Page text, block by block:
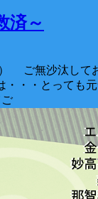
済～
ご無沙汰して
・・・とっても